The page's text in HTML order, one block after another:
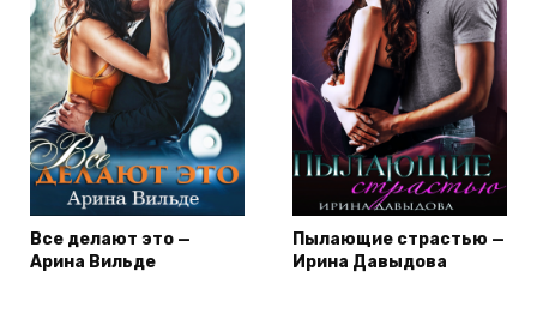
Все делают это —
Арина Вильде
Пылающие страстью —
Ирина Давыдова